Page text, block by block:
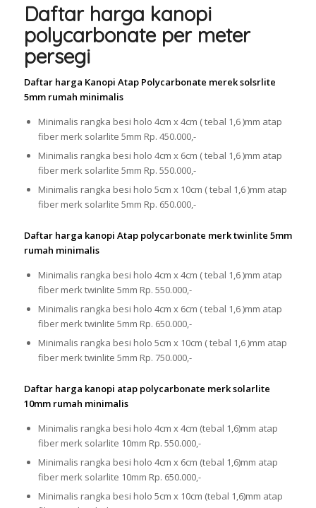
Daftar harga kanopi
polycarbonate per meter
persegi
Daftar harga Kanopi Atap Polycarbonate merek solsrlite
5mm rumah minimalis
Minimalis rangka besi holo 4cm x 4cm ( tebal 1,6 )mm atap
fiber merk solarlite 5mm Rp. 450.000,-
Minimalis rangka besi holo 4cm x 6cm ( tebal 1,6 )mm atap
fiber merk solarlite 5mm Rp. 550.000,-
Minimalis rangka besi holo 5cm x 10cm ( tebal 1,6 )mm atap
fiber merk solarlite 5mm Rp. 650.000,-
Daftar harga kanopi Atap polycarbonate merk twinlite 5mm
rumah minimalis
Minimalis rangka besi holo 4cm x 4cm ( tebal 1,6 )mm atap
fiber merk twinlite 5mm Rp. 550.000,-
Minimalis rangka besi holo 4cm x 6cm ( tebal 1,6 )mm atap
fiber merk twinlite 5mm Rp. 650.000,-
Minimalis rangka besi holo 5cm x 10cm ( tebal 1,6 )mm atap
fiber merk twinlite 5mm Rp. 750.000,-
Daftar harga kanopi atap polycarbonate merk solarlite
10mm rumah minimalis
Minimalis rangka besi holo 4cm x 4cm (tebal 1,6)mm atap
fiber merk solarlite 10mm Rp. 550.000,-
Minimalis rangka besi holo 4cm x 6cm (tebal 1,6)mm atap
fiber merk solarlite 10mm Rp. 650.000,-
Minimalis rangka besi holo 5cm x 10cm (tebal 1,6)mm atap